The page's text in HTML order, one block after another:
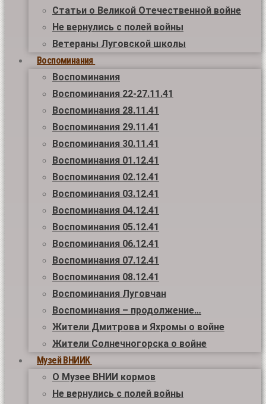
Статьи о Великой Отечественной войне
Не вернулись с полей войны
Ветераны Луговской школы
Воспоминания
Воспоминания
Воспоминания 22-27.11.41
Воспоминания 28.11.41
Воспоминания 29.11.41
Воспоминания 30.11.41
Воспоминания 01.12.41
Воспоминания 02.12.41
Воспоминания 03.12.41
Воспоминания 04.12.41
Воспоминания 05.12.41
Воспоминания 06.12.41
Воспоминания 07.12.41
Воспоминания 08.12.41
Воспоминания Луговчан
Воспоминания – продолжение…
Жители Дмитрова и Яхромы о войне
Жители Солнечногорска о войне
Музей ВНИИК
О Музее ВНИИ кормов
Не вернулись с полей войны